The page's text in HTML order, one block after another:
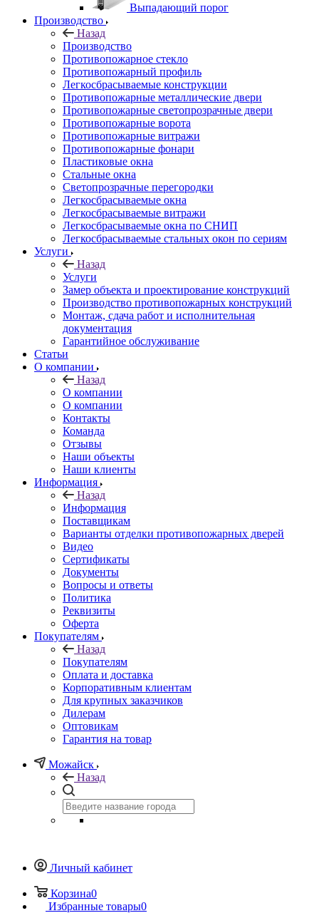
Выпадающий порог
Производство
Назад
Производство
Противопожарное стекло
Противопожарный профиль
Легкосбрасываемые конструкции
Противопожарные металлические двери
Противопожарные светопрозрачные двери
Противопожарные ворота
Противопожарные витражи
Противопожарные фонари
Пластиковые окна
Стальные окна
Светопрозрачные перегородки
Легкосбрасываемые окна
Легкосбрасываемые витражи
Легкосбрасываемые окна по СНИП
Легкосбрасываемые стальных окон по сериям
Услуги
Назад
Услуги
Замер объекта и проектирование конструкций
Производство противопожарных конструкций
Монтаж, сдача работ и исполнительная
документация
Гарантийное обслуживание
Статьи
О компании
Назад
О компании
О компании
Контакты
Команда
Отзывы
Наши объекты
Наши клиенты
Информация
Назад
Информация
Поставщикам
Варианты отделки противопожарных дверей
Видео
Сертификаты
Документы
Вопросы и ответы
Политика
Реквизиты
Оферта
Покупателям
Назад
Покупателям
Оплата и доставка
Корпоративным клиентам
Для крупных заказчиков
Дилерам
Оптовикам
Гарантия на товар
Можайск
Назад
Личный кабинет
Корзина0
Избранные товары0